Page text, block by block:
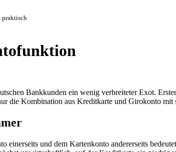
praktisch
Bankkunden ein wenig verbreiteter Exot.
die Kombination aus Kreditkarte und Girokonto mit
einerseits und dem Kartenkonto andererseits